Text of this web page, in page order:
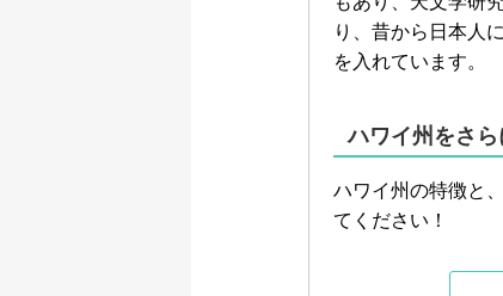
り、昔から日本人
を入れています。
ハワイ州をさら
ハワイ州の特徴と
てください！